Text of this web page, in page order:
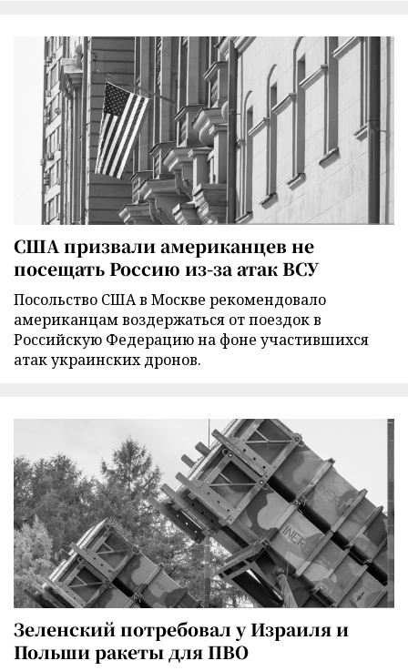
США призвали американцев не
посещать Россию из-за атак ВСУ
Посольство США в Москве рекомендовало
американцам воздержаться от поездок в
Российскую Федерацию на фоне участившихся
атак украинских дронов.
Зеленский потребовал у Израиля и
Польши ракеты для ПВО